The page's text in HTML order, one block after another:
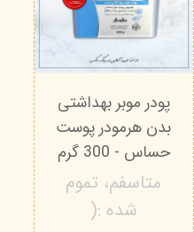
پودر موبر بهداشتی
بدن هرمودر پوست
حساس - 300 گرم
متاسفم، تموم
شده :(